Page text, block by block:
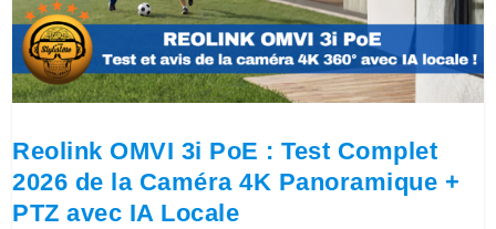
Reolink OMVI 3i PoE : Test Complet
2026 de la Caméra 4K Panoramique +
PTZ avec IA Locale